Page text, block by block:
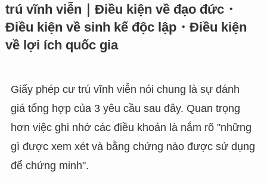
trú vĩnh viễn｜Điều kiện về đạo đức・
Điều kiện về sinh kế độc lập・Điều kiện
về lợi ích quốc gia
Giấy phép cư trú vĩnh viễn nói chung là sự đánh
giá tổng hợp của 3 yêu cầu sau đây. Quan trọng
hơn việc ghi nhớ các điều khoản là nắm rõ "những
gì được xem xét và bằng chứng nào được sử dụng
để chứng minh".